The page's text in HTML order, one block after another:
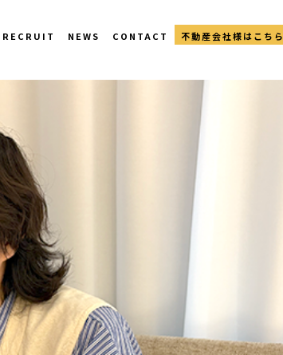
RECRUIT NEWS CONTACT 不動産会社様はこちら